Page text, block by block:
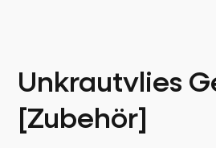
Unkrautvlies
[Zubehör]